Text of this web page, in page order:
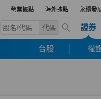
營業據點 海外據點 永續發
代碼 證券
台股 權